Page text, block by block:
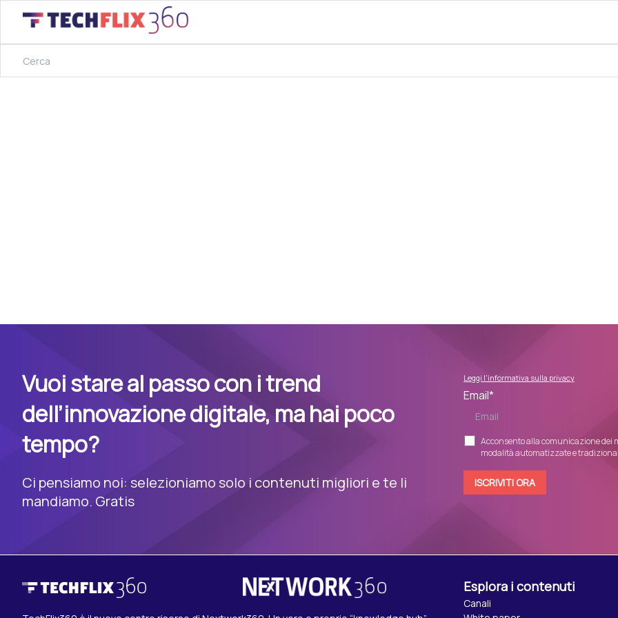
Vuoi stare al passo con i trend
dell’innovazione digitale, ma hai poco
tempo?
Ci pensiamo noi: selezioniamo solo i contenuti migliori e te li
mandiamo. Gratis
Leggi l'informativa sulla privacy
Email*
Acconsento alla comunicazione dei
modalità automatizzate e
Esplora i contenuti
Canali